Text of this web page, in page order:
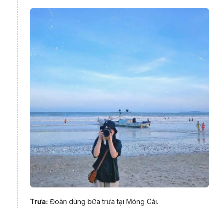
Từ mũi Sa Vĩ, bạn có thể ngắm nhìn toàn cảnh biển Trà Cổ
mênh mông của tỉnh Quảng Ninh, đón ánh bình minh đầu tiên
của miền Bắc Việt Nam và chiêm ngưỡng những hàng dương
đang đưa trước gió. Tổng thể mũi Sa Vĩ chính là một bức tranh
Trưa: Đoàn dùng bữa trưa tại Móng Cái.